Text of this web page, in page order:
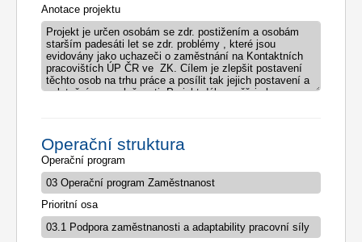
Anotace projektu
Operační struktura
Operační program
Prioritní osa